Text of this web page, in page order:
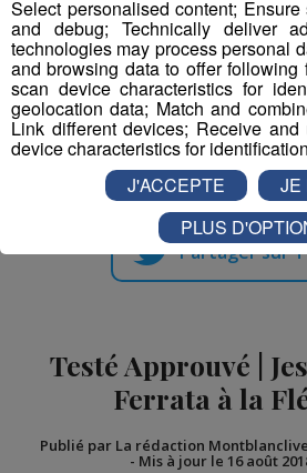
Partager sur
Partager sur
Testé Approuvé |
Ferrata à la
Publié par La rédaction Montblanclive
- Mis à jour le 16 août
Select personalised content; Ensure
and debug; Technically deliver
technologies may process personal
and browsing data to offer following
scan device characteristics for
geolocation data; Match and
Link different devices; Receive and
device characteristics for
J'ACCEPTE
JE
PLUS